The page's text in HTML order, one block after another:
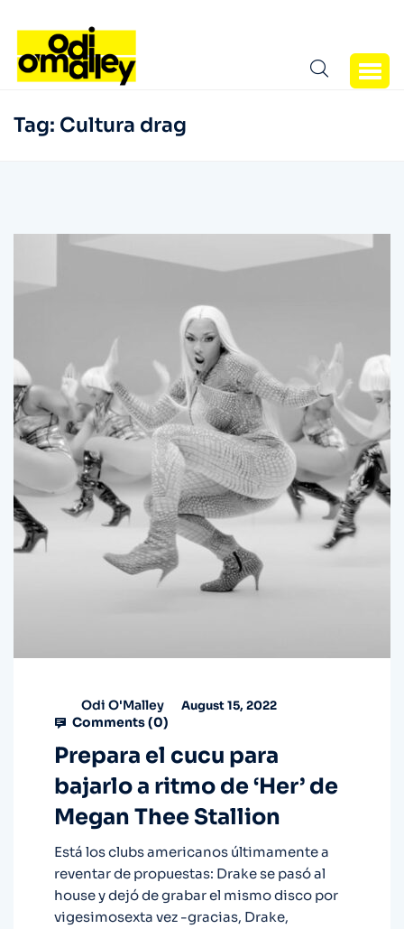
Tag: Cultura drag
Odi O'Malley August 15, 2022
Comments (0)
Prepara el cucu para
bajarlo a ritmo de ‘Her’ de
Megan Thee Stallion
Está los clubs americanos últimamente a
reventar de propuestas: Drake se pasó al
house y dejó de grabar el mismo disco por
vigesimosexta vez -gracias, Drake,